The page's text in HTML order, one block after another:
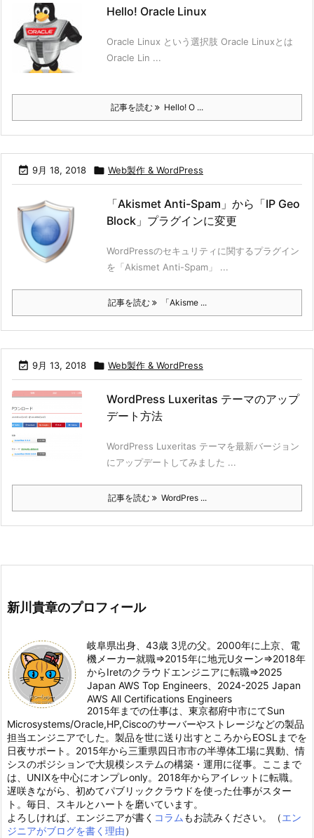
Hello! Oracle Linux
Oracle Linux という選択肢 Oracle Linuxとは
Oracle Lin ...
記事を読む Hello! O ...
 9月 18, 2018  Web製作 & WordPress
「Akismet Anti-Spam」から「IP Geo
Block」プラグインに変更
WordPressのセキュリティに関するプラグイン
を「Akismet Anti-Spam」 ...
記事を読む 「Akisme ...
 9月 13, 2018  Web製作 & WordPress
WordPress Luxeritas テーマのアップ
デート方法
WordPress Luxeritas テーマを最新バージョン
にアップデートしてみました ...
記事を読む WordPres ...
新川貴章のプロフィール
岐阜県出身、43歳 3児の父。2000年に上京、電
機メーカー就職⇒2015年に地元Uターン⇒2018年
からIretのクラウドエンジニアに転職⇒2025
Japan AWS Top Engineers、2024-2025 Japan
AWS All Certifications Engineers
2015年までの仕事は、東京都府中市にてSun
Microsystems/Oracle,HP,Ciscoのサーバーやストレージなどの製品
担当エンジニアでした。製品を世に送り出すところからEOSLまでを
日夜サポート。2015年から三重県四日市市の半導体工場に異動、情
シスのポジションで大規模システムの構築・運用に従事。ここまで
は、UNIXを中心にオンプレonly。2018年からアイレットに転職。
遅咲きながら、初めてパブリッククラウドを使った仕事がスター
ト。毎日、スキルとハートを磨いています。
よろしければ、エンジニアが書く コラム もお読みください。（エン
ジニアがブログを書く理由）